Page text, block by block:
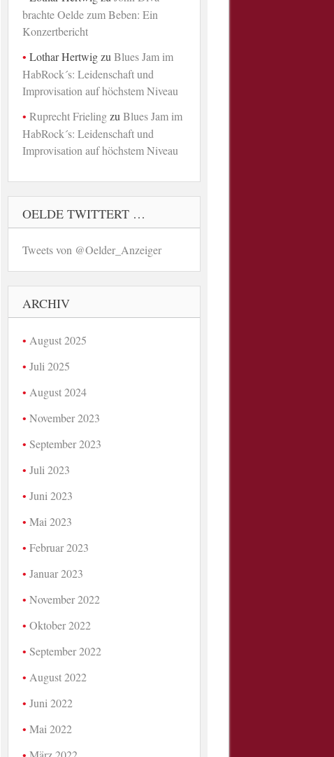
brachte Oelde zum Beben: Ein
Konzertbericht
Lothar Hertwigzu Blues Jam im
HabRock´s: Leidenschaft und
Improvisation auf höchstem Niveau
Ruprecht Frielingzu Blues Jam im
HabRock´s: Leidenschaft und
Improvisation auf höchstem Niveau
OELDE TWITTERT …
Tweets von @Oelder_Anzeiger
ARCHIV
August 2025
Juli 2025
August 2024
November 2023
September 2023
Juli 2023
Juni 2023
Mai 2023
Februar 2023
Januar 2023
November 2022
Oktober 2022
September 2022
August 2022
Juni 2022
Mai 2022